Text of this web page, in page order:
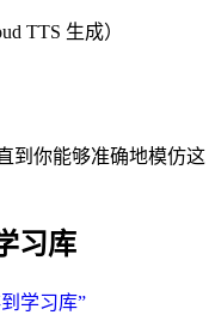
TTS 生成）
到你能够准确地模仿这
习库
学习库”